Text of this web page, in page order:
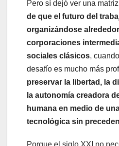
Pero sí dejó ver una
de que el futuro del
organizándose
corporaciones
sociales clásicos,
desafío es mucho más
preservar la libertad, la
la autonomía creadora
humana en medio de
tecnológica sin
Porque el siglo XXI no